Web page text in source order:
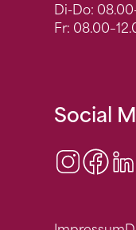
Di-Do:
Fr:
Social